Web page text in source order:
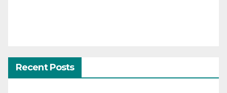
Recent Posts